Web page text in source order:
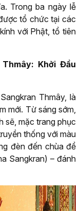
Trong ba ngày lễ
tổ chức tại các
với Phật, tổ tiên
Khởi Đầu
Thmây, là
mới. Từ sáng sớm,
sẽ, mặc trang phục
thống với màu
đèn đến chùa để
Sangkran) – đánh